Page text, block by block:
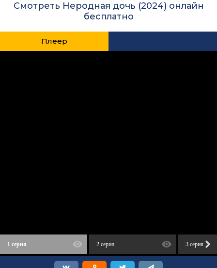
Смотреть Неродная дочь (2024) онлайн
бесплатно
Плеер
1 серия 2 серия 3 серия